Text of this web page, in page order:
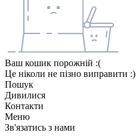
Ваш кошик порожній :(
Це ніколи не пізно виправити :)
Пошук
Дивилися
Контакти
Меню
Зв'язатись з нами